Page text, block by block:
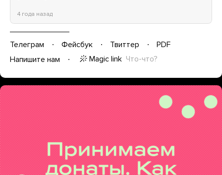
4 года назад
Телеграм Фейсбук Твиттер
PDF
Напишите нам
Magic link Что-что?